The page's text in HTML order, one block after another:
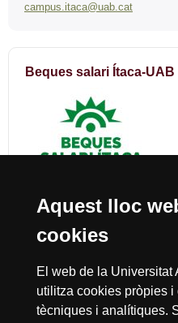
Aquest lloc
cookies
El web de la Universitat
utilitza cookies pròpies
tècniques i analítiques.
campus.itaca@uab.cat
Beques salari Ítaca-UAB